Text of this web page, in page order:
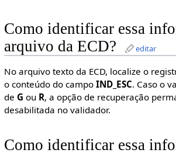
Como identificar essa
arquivo da ECD?
editar
No arquivo texto da ECD, localize o
o conteúdo do campo IND_ESC. Caso o
de G ou R, a opção de recuperação
desabilitada no validador.
Como identificar essa